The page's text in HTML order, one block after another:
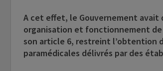
A cet effet, le Gouvernement
organisation et fonctionnement de
son article 6, restreint l’obtention
paramédicales délivrés par des